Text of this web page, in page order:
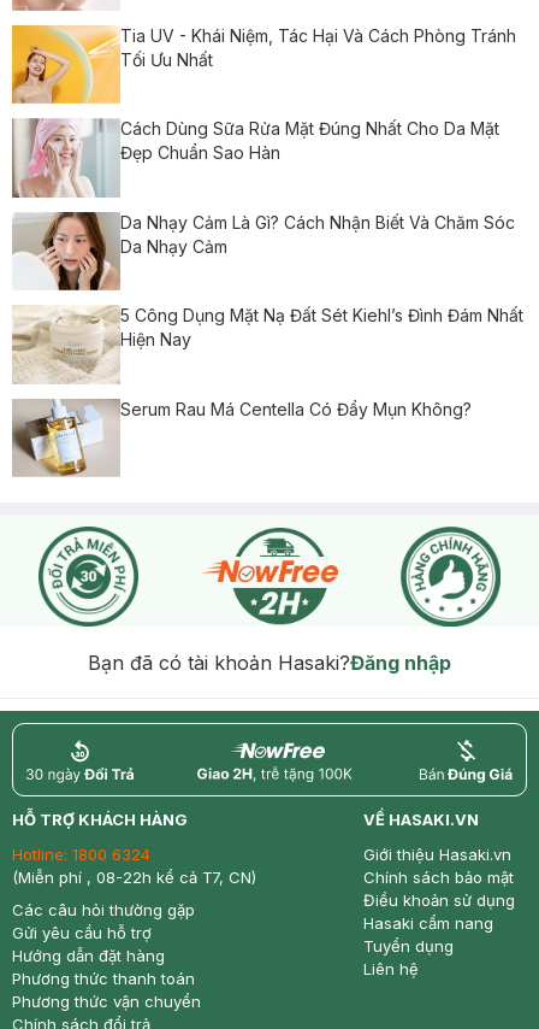
Tia UV - Khái Niệm, Tác Hại Và Cách Phòng Tránh
Tối Ưu Nhất
Cách Dùng Sữa Rửa Mặt Đúng Nhất Cho Da Mặt
Đẹp Chuẩn Sao Hàn
Da Nhạy Cảm Là Gì? Cách Nhận Biết Và Chăm Sóc
Da Nhạy Cảm
5 Công Dụng Mặt Nạ Đất Sét Kiehl’s Đình Đám Nhất
Hiện Nay
Serum Rau Má Centella Có Đẩy Mụn Không?
Bạn đã có tài khoản Hasaki?Đăng nhập
return nowfree price
HỖ TRỢ KHÁCH HÀNG
Hotline: 1800 6324
(Miễn phí , 08-22h kể cả T7, CN)
Các câu hỏi thường gặp
Gửi yêu cầu hỗ trợ
Hướng dẫn đặt hàng
Phương thức thanh toán
Phương thức vận chuyển
Chính sách đổi trả
VỀ HASAKI.VN
Giới thiệu Hasaki.vn
Chính sách bảo mật
Điều khoản sử dụng
Hasaki cẩm nang
Tuyển dụng
Liên hệ